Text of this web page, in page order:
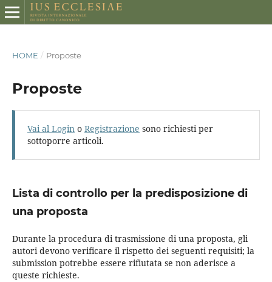
HOME / Proposte
Proposte
Vai al Logino Registrazione sono richiesti per
sottoporre articoli.
Lista di controllo per la predisposizione di
una proposta
Durante la procedura di trasmissione di una proposta, gli
autori devono verificare il rispetto dei seguenti requisiti; la
submission potrebbe essere rifiutata se non aderisce a
queste richieste.